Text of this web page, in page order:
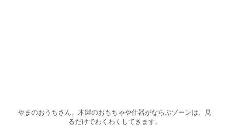
やまのおうちさん。木製のおもちゃや什器がならぶゾーンは、見
るだけでわくわくしてきます。